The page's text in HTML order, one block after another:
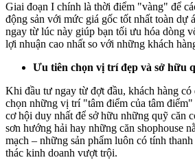
Giai đoạn I chính là thời điểm "vàng" để
động sản với mức giá gốc tốt nhất toàn dự
ngay từ lúc này giúp bạn tối ưu hóa dòng
lợi nhuận cao nhất so với những khách
Ưu tiên chọn vị trí đẹp và sở hữu
Khi đầu tư ngay từ đợt đầu, khách hàng có
chọn những vị trí "tâm điểm của tâm
cơ hội duy nhất để sở hữu những quỹ căn
sơn hướng hải hay những căn shophouse
mạch – những sản phẩm luôn có tính
thác kinh doanh vượt trội.